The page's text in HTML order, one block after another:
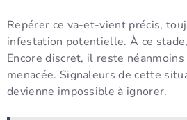
Repérer ce va-et-vient précis,
infestation potentielle. À ce
Encore discret, il reste
menacée. Signaleurs de cette
devienne impossible à ignorer.